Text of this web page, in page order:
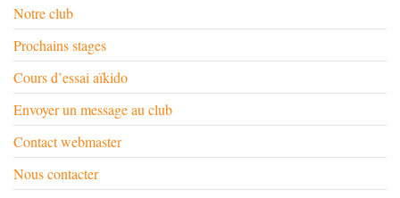
Notre club
Prochains stages
Cours d’essai aïkido
Envoyer un message au club
Contact webmaster
Nous contacter